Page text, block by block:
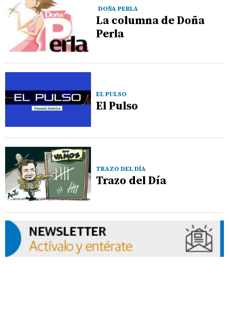
DOÑA PERLA
La columna de Doña
Perla
EL PULSO
El Pulso
TRAZO DEL DÍA
Trazo del Día